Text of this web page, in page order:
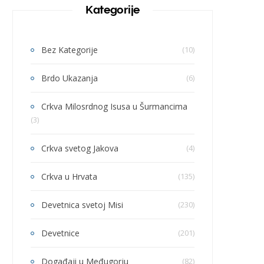
Kategorije
Bez Kategorije (10)
Brdo Ukazanja (6)
Crkva Milosrdnog Isusa u Šurmancima
(3)
Crkva svetog Jakova (4)
Crkva u Hrvata (135)
Devetnica svetoj Misi (230)
Devetnice (201)
Događaji u Međugorju (82)